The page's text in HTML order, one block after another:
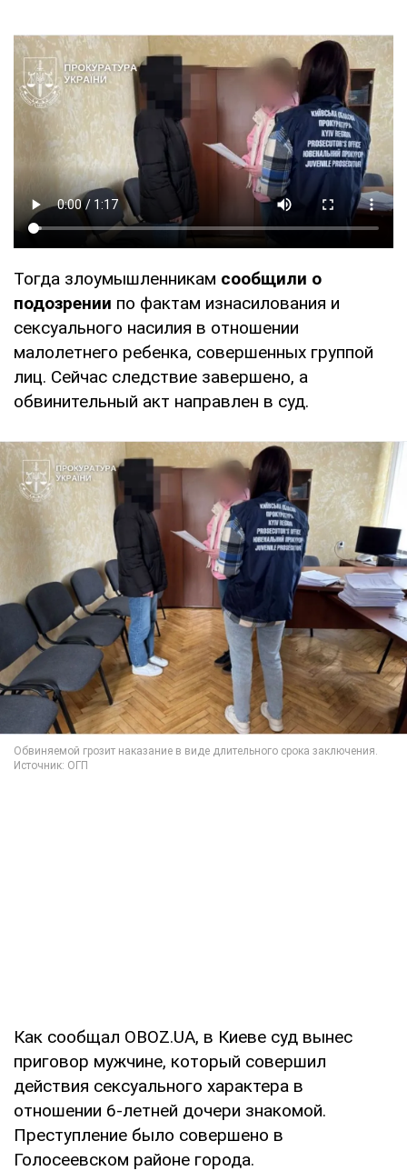
Тогда злоумышленникам сообщили о
подозрении по фактам изнасилования и
сексуального насилия в отношении
малолетнего ребенка, совершенных группой
лиц. Сейчас следствие завершено, а
обвинительный акт направлен в суд.
Как сообщал OBOZ.UA, в Киеве суд вынес
приговор мужчине, который совершил
действия сексуального характера в
отношении 6-летней дочери знакомой.
Преступление было совершено в
Голосеевском районе города.